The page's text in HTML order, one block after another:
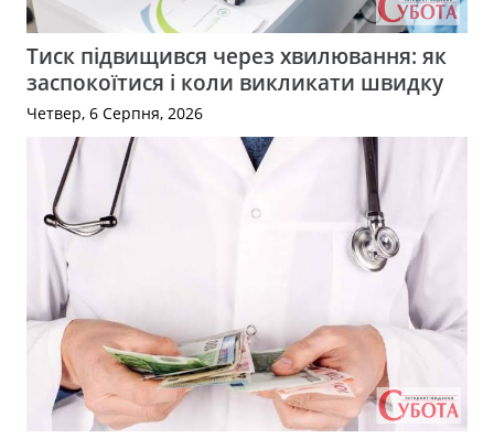
Тиск підвищився через хвилювання: як
заспокоїтися і коли викликати швидку
Четвер, 6 Серпня, 2026